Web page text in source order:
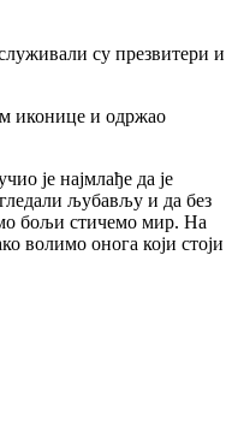
су презвитери и
иконице и одржао
је најмлађе да је
љубављу и да без
бољи стичемо мир. На
волимо онога који стоји